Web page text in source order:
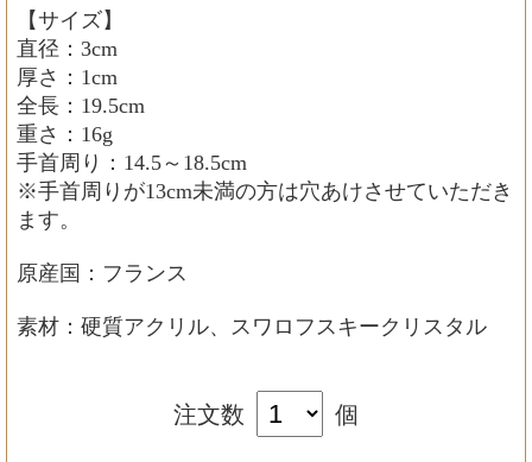
【サイズ】
直径：3cm
厚さ：1cm
全長：19.5cm
重さ：16g
手首周り：14.5～18.5cm
※手首周りが13cm未満の方は穴あけさせていただき
ます。
原産国：フランス
素材：硬質アクリル、スワロフスキークリスタル
注文数 個